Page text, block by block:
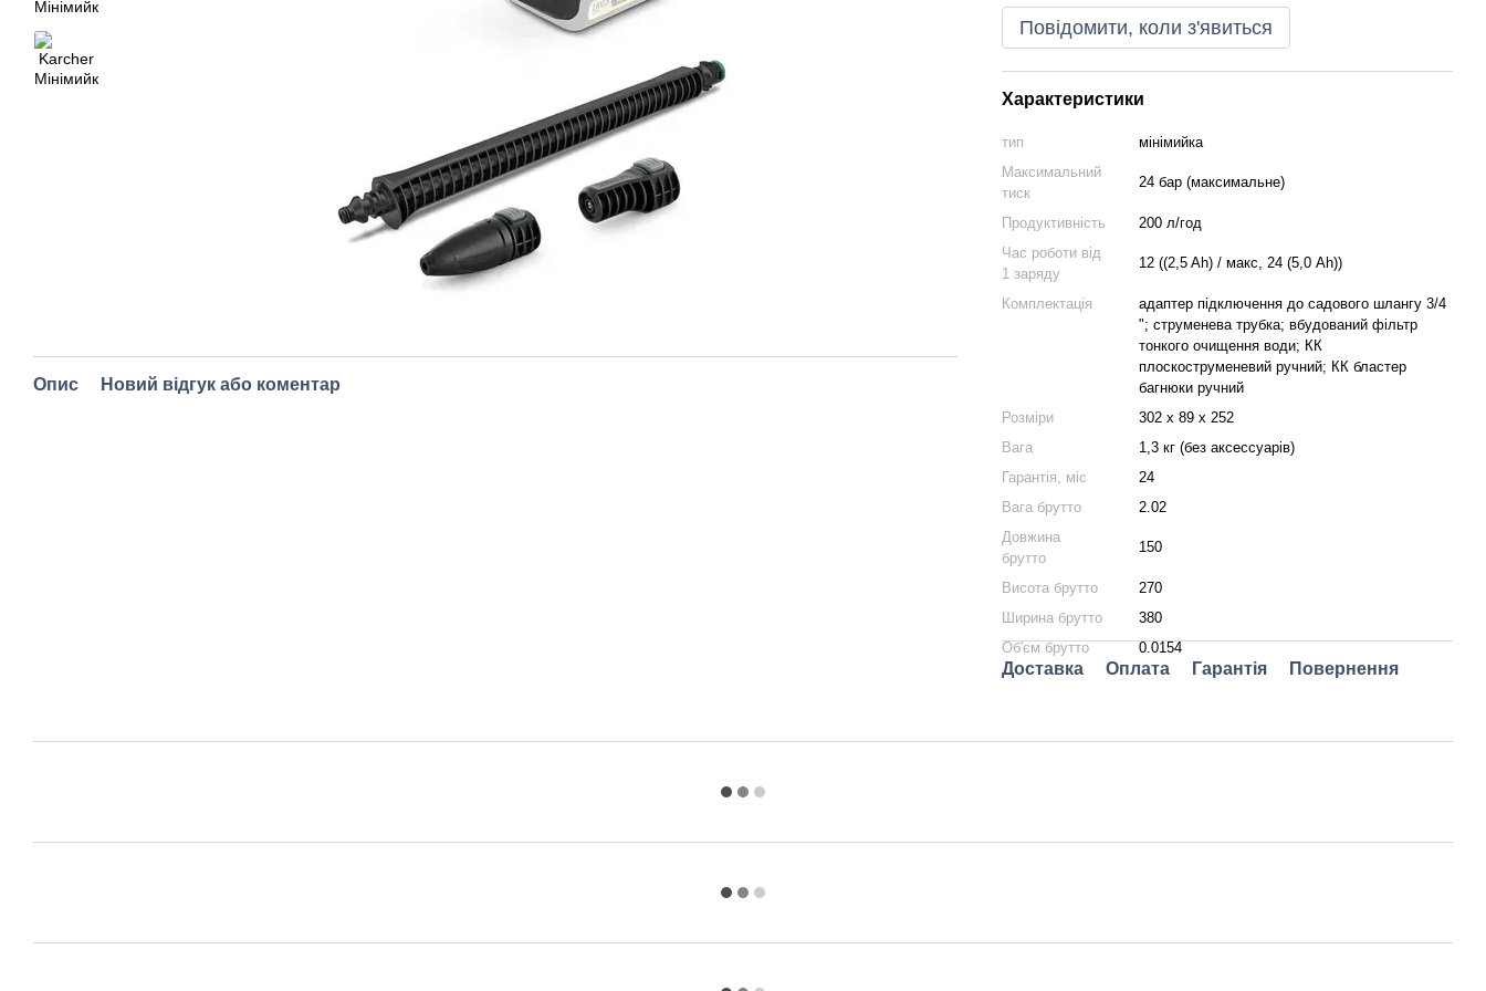
Опис Новий відгук або коментар
Повідомити, коли з'явиться
Характеристики
тип
мінімийка
Максимальний
тиск
24 бар (максимальне)
Продуктивність
200 л/год
Час роботи від
1 заряду
12 ((2,5 Ah) / макс, 24 (5,0 Ah))
Комплектація
адаптер підключення до садового шлангу 3/4
"; струменева трубка; вбудований фільтр
тонкого очищення води; КК
плоскоструменевий ручний; КК бластер
багнюки ручний
Розміри
302 x 89 x 252
Вага
1,3 кг (без аксессуарів)
Гарантія, міс
24
Вага брутто
2.02
Довжина
брутто
150
Висота брутто
270
Ширина брутто
380
Об'єм брутто
0.0154
Доставка Оплата Гарантія Повернення